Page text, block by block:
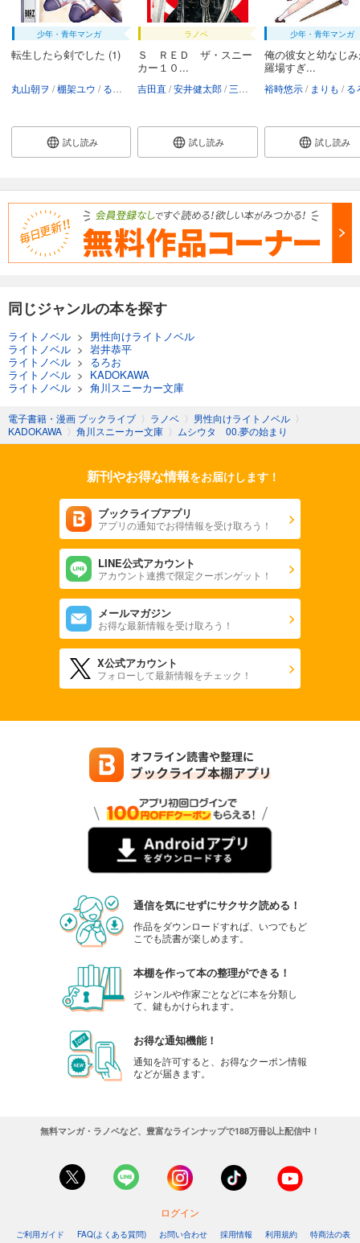
少年・青年マンガ
転生したら剣でした (1)
丸山朝ヲ 棚架ユウ るろお
試し読み
ラノベ
Ｓ ＲＥＤ ザ・スニー
カー１０...
吉田直 安井健太郎 三田誠 岩井恭平 林トモアキ
試し読み
少年・青年マンガ
俺の彼女と幼なじ
羅場すぎ...
裕時悠示 まりも る
試し読み
同じジャンルの本を探す
ライトノベル > 男性向けライトノベル
ライトノベル > 岩井恭平
ライトノベル > るろお
ライトノベル > KADOKAWA
ライトノベル > 角川スニーカー文庫
電子書籍・漫画 ブックライブ 〉 ラノベ 〉 男性向けライトノベル 〉
KADOKAWA 〉 角川スニーカー文庫 〉 ムシウタ 00.夢の始まり
新刊やお得な情報をお届けします！
ブックライブアプリ
アプリの通知でお得情報を受け取ろう！
LINE公式アカウント
アカウント連携で限定クーポンゲット！
メールマガジン
お得な最新情報を受け取ろう！
X公式アカウント
フォローして最新情報をチェック！
通信を気にせずにサクサク読める！
作品をダウンロードすれば、いつでもど
こでも読書が楽しめます。
本棚を作って本の整理ができる！
ジャンルや作家ごとなどに本を分類し
て、鍵もかけられます。
お得な通知機能！
通知を許可すると、お得なクーポン情報
などが届きます。
無料マンガ・ラノベなど、豊富なラインナップで188万冊以上配信中！
ログイン
ご利用ガイド FAQ(よくある質問) お問い合わせ 採用情報 利用規約
特商法の表